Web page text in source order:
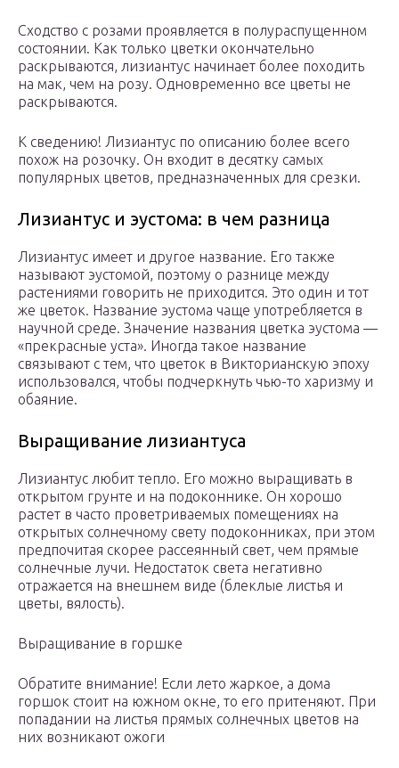
Сходство с розами проявляется в полураспущенном
состоянии. Как только цветки окончательно
раскрываются, лизиантус начинает более походить
на мак, чем на розу. Одновременно все цветы не
раскрываются.
К сведению! Лизиантус по описанию более всего
похож на розочку. Он входит в десятку самых
популярных цветов, предназначенных для срезки.
Лизиантус и эустома: в чем разница
Лизиантус имеет и другое название. Его также
называют эустомой, поэтому о разнице между
растениями говорить не приходится. Это один и тот
же цветок. Название эустома чаще употребляется в
научной среде. Значение названия цветка эустома —
«прекрасные уста». Иногда такое название
связывают с тем, что цветок в Викторианскую эпоху
использовался, чтобы подчеркнуть чью-то харизму и
обаяние.
Выращивание лизиантуса
Лизиантус любит тепло. Его можно выращивать в
открытом грунте и на подоконнике. Он хорошо
растет в часто проветриваемых помещениях на
открытых солнечному свету подоконниках, при этом
предпочитая скорее рассеянный свет, чем прямые
солнечные лучи. Недостаток света негативно
отражается на внешнем виде (блеклые листья и
цветы, вялость).
Выращивание в горшке
Обратите внимание! Если лето жаркое, а дома
горшок стоит на южном окне, то его притеняют. При
попадании на листья прямых солнечных цветов на
них возникают ожоги